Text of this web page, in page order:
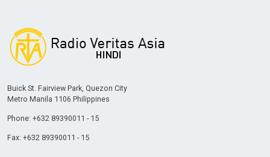
Buick St. Fairview Park, Quezon City
Metro Manila 1106 Philippines
Phone: +632 89390011 - 15
Fax: +632 89390011 - 15